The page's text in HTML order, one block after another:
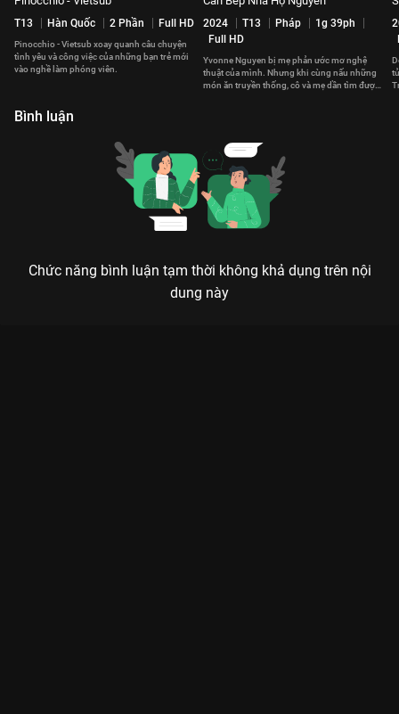
T13 Hàn Quốc 2 Phần Full HD
Pinocchio - Vietsub xoay quanh câu chuyện
tình yêu và công việc của những bạn trẻ mới
vào nghề làm phóng viên.
2024 T13 Pháp
1g 39ph
Full HD
Yvonne Nguyen bị mẹ phản ước mơ nghệ
thuật của mình. Nhưng khi cùng nấu những
món ăn truyền thống, cô và mẹ dần tìm được
Bình luận
Chức năng bình luận tạm thời không khả dụng trên nội
dung này